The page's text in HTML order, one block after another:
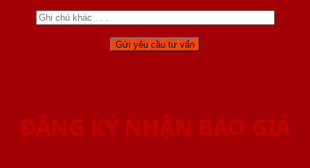
ĐĂNG KÝ NHẬN BÁO GIÁ